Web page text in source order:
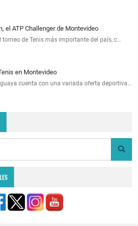
el ATP Challenger de Montevideo
torneo de Tenis más importante del país, c…
en Montevideo
cuenta con una variada oferta deportiva…